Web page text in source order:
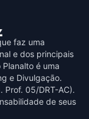
faz uma
e dos principais
é uma
e Divulgaçāo.
Prof. 05/DRT-AC).
de seus